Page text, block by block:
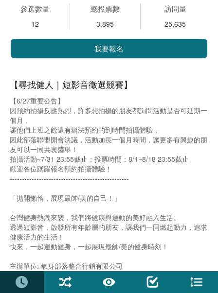
參選數量
12
總投票數
3,895
訪問量
25,635
我要報名
【尋找健人｜短影音徵選競賽】
【6/27重要公告】
因預約拍攝反應熱烈，許多想拍攝的朋友都詢問活動是否可延期一
個月，
讓他們上班之餘還有辦法預約的到時間拍攝體驗，
因此部落聯盟開會決議，活動加長一個月時間，讓更多有興趣的朋
友可以一同共襄盛舉！
拍攝活動~7/31 23:55截止；投票時間：8/1~8/18 23:55截止
歡迎各位踴躍報名預約拍攝體驗！
-------------------------------------------------
「拋開懶惰，展現最帥/美的自己！」
台灣健身熱潮來襲，我們將健康與運動的美好融入生活。
透過短影音，啟發所有年齡層的朋友，讓我們一同燃起動力，追求
健康活力的生活！
快來，一起運動健身，一起展現最帥/美的健身時刻！
主辦單位: 氧身部落整合行銷有限公司
★★★【獎項及獎金】★★★